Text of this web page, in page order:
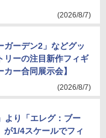
(2026/8/7)
ガーデン2」などグッ
リーの注目新作フィギ
ー合同展示会】
(2026/8/7)
より「エレグ：ブー
が1/4スケールでフィ